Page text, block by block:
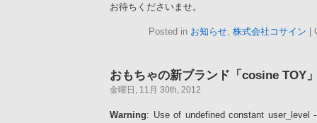
お待ちくださいませ。
Posted in お知らせ, 株式会社コサイン
おもちゃの新ブランド「cosine TOY
金曜日, 11月 30th, 2012
Warning: Use of undefined constant user_level